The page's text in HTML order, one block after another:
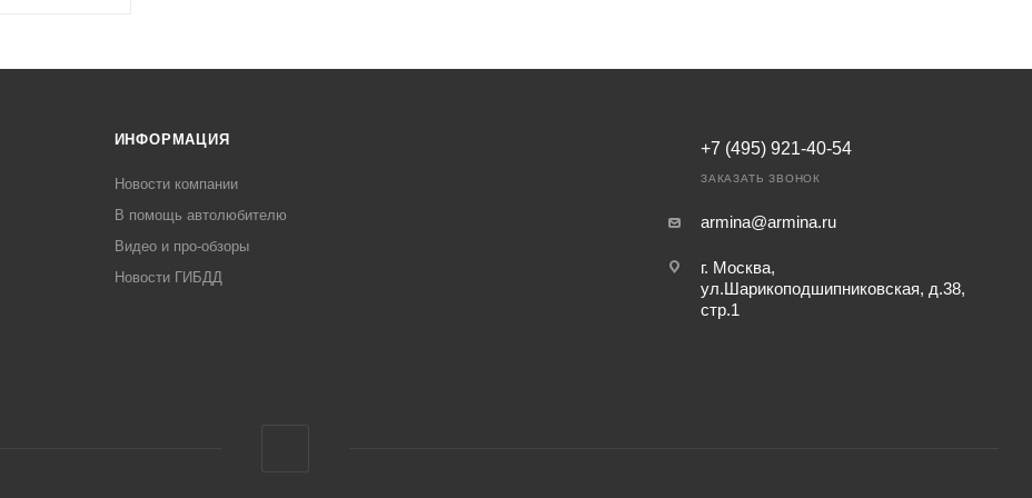
ИНФОРМАЦИЯ
Новости компании
В помощь автолюбителю
Видео и про-обзоры
Новости ГИБДД
+7 (495) 921-40-54
ЗАКАЗАТЬ ЗВОНОК
armina@armina.ru
г. Москва,
ул.Шарикоподшипниковская, д.38,
стр.1